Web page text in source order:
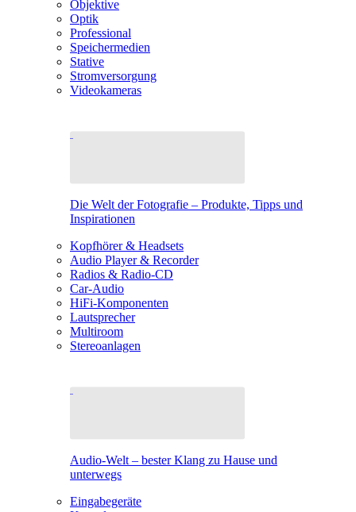
Objektive
Optik
Professional
Speichermedien
Stative
Stromversorgung
Videokameras
Die Welt der Fotografie – Produkte, Tipps und
Inspirationen
Kopfhörer & Headsets
Audio Player & Recorder
Radios & Radio-CD
Car-Audio
HiFi-Komponenten
Lautsprecher
Multiroom
Stereoanlagen
Audio-Welt – bester Klang zu Hause und
unterwegs
Eingabegeräte